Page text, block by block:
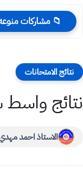
📁 مشاركات
نتائج الامتحانات
نتائج واسط سادس
الاستاذ احمد